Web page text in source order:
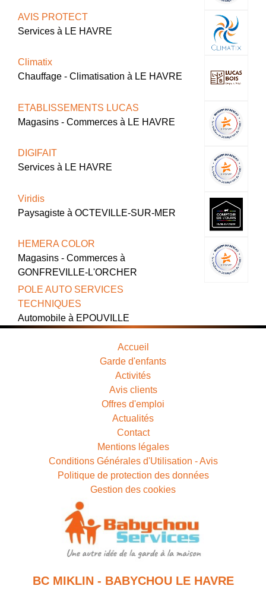
AVIS PROTECT
Services à LE HAVRE
Climatix
Chauffage - Climatisation à LE HAVRE
ETABLISSEMENTS LUCAS
Magasins - Commerces à LE HAVRE
DIGIFAIT
Services à LE HAVRE
Viridis
Paysagiste à OCTEVILLE-SUR-MER
HEMERA COLOR
Magasins - Commerces à
GONFREVILLE-L'ORCHER
POLE AUTO SERVICES
TECHNIQUES
Automobile à EPOUVILLE
Accueil
Garde d'enfants
Activités
Avis clients
Offres d'emploi
Actualités
Contact
Mentions légales
Conditions Générales d'Utilisation - Avis
Politique de protection des données
Gestion des cookies
BC MIKLIN - BABYCHOU LE HAVRE